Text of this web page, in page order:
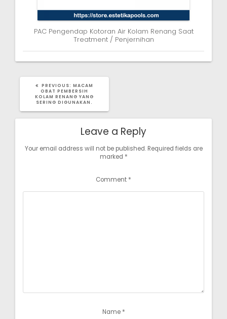
PAC Pengendap Kotoran Air Kolam Renang Saat
Treatment / Penjernihan
PREVIOUS: PREVIOUS
POST:
MACAM
OBAT PEMBERSIH
KOLAM RENANG YANG
SERING DIGUNAKAN.
Leave a Reply
Your email address will not be published. Required fields are
marked *
Comment *
Name *